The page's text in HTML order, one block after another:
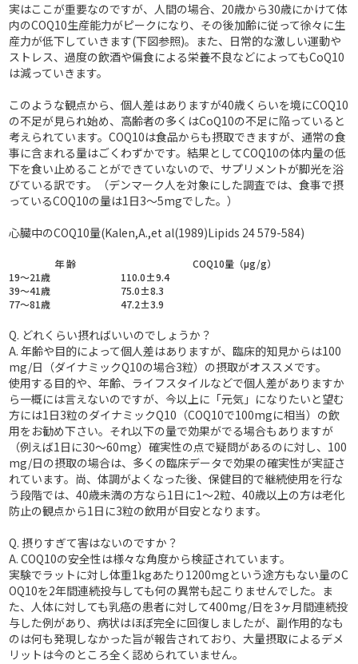
実はここが重要なのですが、人間の場合、20歳から30歳にかけて体
内のCOQ10生産能力がピークになり、その後加齢に従って徐々に生
産力が低下していきます(下図参照)。また、日常的な激しい運動や
ストレス、過度の飲酒や偏食による栄養不良などによってもCoQ10
は減っていきます。
このような観点から、個人差はありますが40歳くらいを境にCOQ10
の不足が見られ始め、高齢者の多くはCoQ10の不足に陥っていると
考えられています。COQ10は食品からも摂取できますが、通常の食
事に含まれる量はごくわずかです。結果としてCOQ10の体内量の低
下を食い止めることができていないので、サプリメントが脚光を浴
びている訳です。（デンマーク人を対象にした調査では、食事で摂
っているCOQ10の量は1日3～5mgでした。）
心臓中のCOQ10量(Kalen,A.,et al(1989)Lipids 24 579-584)
年 齢
COQ10量（μg/g）
19～21歳
110.0±9.4
39～41歳
75.0±8.3
77～81歳
47.2±3.9
Q. どれくらい摂ればいいのでしょうか？
A.年齢や目的によって個人差はありますが、臨床的知見からは100
mg/日（ダイナミックQ10の場合3粒）の摂取がオススメです。
使用する目的や、年齢、ライフスタイルなどで個人差がありますか
ら一概には言えないのですが、今以上に「元気」になりたいと望む
方には1日3粒のダイナミックQ10（COQ10で100mgに相当）の飲
用をお勧め下さい。それ以下の量で効果がでる場合もありますが
（例えば1日に30～60mg）確実性の点で疑問があるのに対し、100
mg/日の摂取の場合は、多くの臨床データで効果の確実性が実証さ
れています。尚、体調がよくなった後、保健目的で継続使用を行な
う段階では、40歳未満の方なら1日に1～2粒、40歳以上の方は老化
防止の観点から1日に3粒の飲用が目安となります。
Q. 摂りすぎて害はないのですか？
A.COQ10の安全性は様々な角度から検証されています。
実験でラットに対し体重1kgあたり1200mgという途方もない量のC
OQ10を2年間連続投与しても何の異常も起こりませんでした。ま
た、人体に対しても乳癌の患者に対して400mg/日を3ヶ月間連続投
与した例があり、病状はほぼ完全に回復しましたが、副作用的なも
のは何も発現しなかった旨が報告されており、大量摂取によるデメ
リットは今のところ全く認められていません。